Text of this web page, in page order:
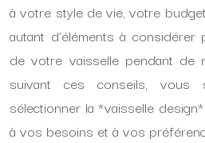
à votre style de vie, votre
autant d’éléments à
de votre vaisselle pendant de
suivant ces conseils,
sélectionner la *vaisselle
à vos besoins et à vos